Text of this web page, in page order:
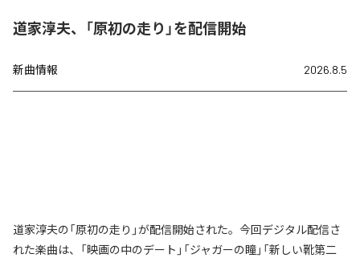
道家淳夫、「原初の走り」を配信開始
新曲情報 2026.8.5
道家淳夫の「原初の走り」が配信開始された。今回デジタル配信さ
れた楽曲は、「映画の中のデート」「ジャガーの瞳」「新しい靴第二